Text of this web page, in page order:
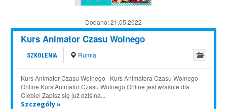
Dodano:21.05.2022
Kurs Animator Czasu Wolnego
SZKOLENIA Rumia
Kurs Animator Czasu Wolnego Kurs Animatora Czasu Wolnego
Online Kurs Animator Czasu Wolnego Online jest właśnie dla
Ciebie! Zapisz się już dziś na...
Szczegóły »